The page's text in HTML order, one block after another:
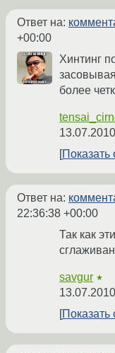
Ответ на:
+00:00
Хинтинг
более
Показать
Ответ на:
22:36:38 +00:00
Так как
savgur ★
Показать